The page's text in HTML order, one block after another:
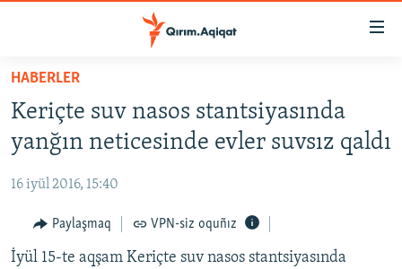
Esas
qaytmaq
Baş
navigatsiyağa
qaytmaq
qaytmaq
SİYASET
İQTİSADİYAT
CEMİYET
MEDENİYET
İNSAN AQLARI
HABERLER
Keriçte suv nasos stantsiyasında
yanğın neticesinde evler suvsız qaldı
16 iyül 2016, 15:40
Paylaşmaq VPN-siz oquñız
İyül 15-te aqşam Keriçte suv nasos stantsiyasında